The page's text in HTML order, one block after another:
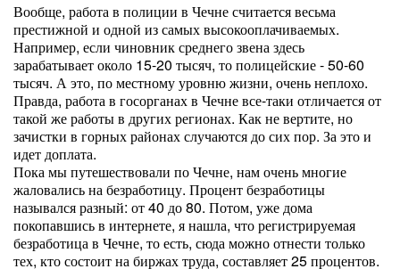
Вообще, работа в полиции в Чечне считается весьма
престижной и одной из самых высокооплачиваемых.
Например, если чиновник среднего звена здесь
зарабатывает около 15-20 тысяч, то полицейские - 50-60
тысяч. А это, по местному уровню жизни, очень неплохо.
Правда, работа в госорганах в Чечне все-таки отличается от
такой же работы в других регионах. Как не вертите, но
зачистки в горных районах случаются до сих пор. За это и
идет доплата.
Пока мы путешествовали по Чечне, нам очень многие
жаловались на безработицу. Процент безработицы
назывался разный: от 40 до 80. Потом, уже дома
покопавшись в интернете, я нашла, что регистрируемая
безработица в Чечне, то есть, сюда можно отнести только
тех, кто состоит на биржах труда, составляет 25 процентов.